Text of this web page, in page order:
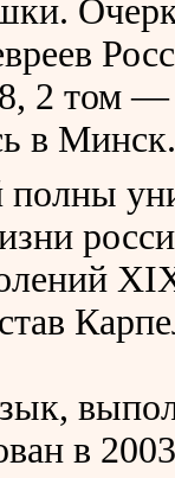
2 том —
в Минск.
в